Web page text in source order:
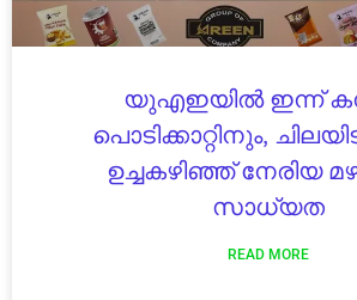
യുഎഇയിൽ ഇന്ന്
പൊടിക്കാറ്റിനും,
ഉച്ചകഴിഞ്ഞ് നേരിയ
സാധ്യത
READ MORE